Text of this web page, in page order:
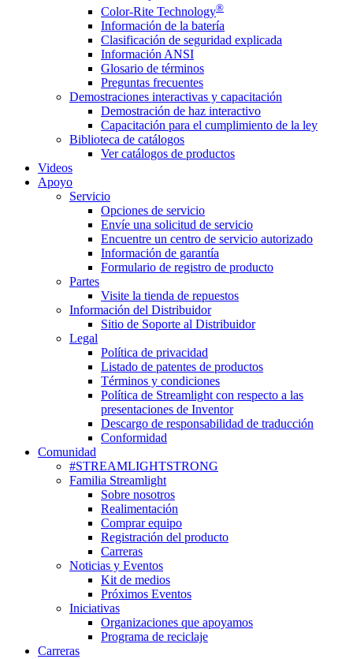
Color-Rite Technology®
Información de la batería
Clasificación de seguridad explicada
Información ANSI
Glosario de términos
Preguntas frecuentes
Demostraciones interactivas y capacitación
Demostración de haz interactivo
Capacitación para el cumplimiento de la ley
Biblioteca de catálogos
Ver catálogos de productos
Videos
Apoyo
Servicio
Opciones de servicio
Envíe una solicitud de servicio
Encuentre un centro de servicio autorizado
Información de garantía
Formulario de registro de producto
Partes
Visite la tienda de repuestos
Información del Distribuidor
Sitio de Soporte al Distribuidor
Legal
Política de privacidad
Listado de patentes de productos
Términos y condiciones
Política de Streamlight con respecto a las
presentaciones de Inventor
Descargo de responsabilidad de traducción
Conformidad
Comunidad
#STREAMLIGHTSTRONG
Familia Streamlight
Sobre nosotros
Realimentación
Comprar equipo
Registración del producto
Carreras
Noticias y Eventos
Kit de medios
Próximos Eventos
Iniciativas
Organizaciones que apoyamos
Programa de reciclaje
Carreras